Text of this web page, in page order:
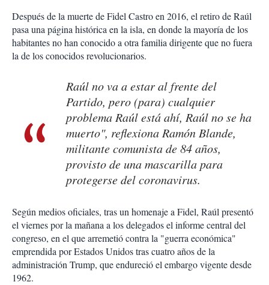
Después de la muerte de Fidel Castro en 2016, el retiro de Raúl
pasa una página histórica en la isla, en donde la mayoría de los
habitantes no han conocido a otra familia dirigente que no fuera
la de los conocidos revolucionarios.
Raúl no va a estar al frente del
Partido, pero (para) cualquier
problema Raúl está ahí, Raúl no se ha
muerto", reflexiona Ramón Blande,
militante comunista de 84 años,
provisto de una mascarilla para
protegerse del coronavirus.
Según medios oficiales, tras un homenaje a Fidel, Raúl presentó
el viernes por la mañana a los delegados el informe central del
congreso, en el que arremetió contra la "guerra económica"
emprendida por Estados Unidos tras cuatro años de la
administración Trump, que endureció el embargo vigente desde
1962.